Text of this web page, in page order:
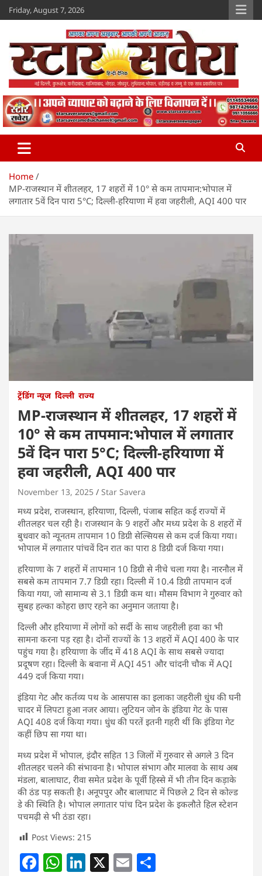
Skip
to
Friday, August 7, 2026
Star Savera
www.starsavera.com
Home
MP-राजस्थान में शीतलहर, 17 शहरों में 10° से कम तापमान:भोपाल में
लगातार 5वें दिन पारा 5°C; दिल्ली-हरियाणा में हवा जहरीली, AQI 400 पार
ट्रेंडिंग न्यूज दिल्ली राज्य
MP-राजस्थान में शीतलहर, 17 शहरों में
10° से कम तापमान:भोपाल में लगातार
5वें दिन पारा 5°C; दिल्ली-हरियाणा में
हवा जहरीली, AQI 400 पार
November 13, 2025 Star Savera
मध्य प्रदेश, राजस्थान, हरियाणा, दिल्ली, पंजाब सहित कई राज्यों में
शीतलहर चल रही है। राजस्थान के 9 शहरों और मध्य प्रदेश के 8 शहरों में
बुधवार को न्यूनतम तापमान 10 डिग्री सेल्सियस से कम दर्ज किया गया।
भोपाल में लगातार पांचवें दिन रात का पारा 8 डिग्री दर्ज किया गया।
हरियाणा के 7 शहरों में तापमान 10 डिग्री से नीचे चला गया है। नारनौल में
सबसे कम तापमान 7.7 डिग्री रहा। दिल्ली में 10.4 डिग्री तापमान दर्ज
किया गया, जो सामान्य से 3.1 डिग्री कम था। मौसम विभाग ने गुरुवार को
सुबह हल्का कोहरा छाए रहने का अनुमान जताया है।
दिल्ली और हरियाणा में लोगों को सर्दी के साथ जहरीली हवा का भी
सामना करना पड़ रहा है। दोनों राज्यों के 13 शहरों में AQI 400 के पार
पहुंच गया है। हरियाणा के जींद में 418 AQI के साथ सबसे ज्यादा
प्रदूषण रहा। दिल्ली के बवाना में AQI 451 और चांदनी चौक में AQI
449 दर्ज किया गया।
इंडिया गेट और कर्तव्य पथ के आसपास का इलाका जहरीली धुंध की घनी
चादर में लिपटा हुआ नजर आया। लुटियन जोन के इंडिया गेट के पास
AQI 408 दर्ज किया गया। धुंध की परतें इतनी गहरी थीं कि इंडिया गेट
कहीं छिप सा गया था।
मध्य प्रदेश में भोपाल, इंदौर सहित 13 जिलों में गुरुवार से अगले 3 दिन
शीतलहर चलने की संभावना है। भोपाल संभाग और मालवा के साथ अब
मंडला, बालाघाट, रीवा समेत प्रदेश के पूर्वी हिस्से में भी तीन दिन कड़ाके
की ठंड पड़ सकती है। अनूपपुर और बालाघाट में पिछले 2 दिन से कोल्ड
डे की स्थिति है। भोपाल लगातार पांच दिन प्रदेश के इकलौते हिल स्टेशन
पचमढ़ी से भी ठंडा रहा।
Post Views: 215
F W Li X E